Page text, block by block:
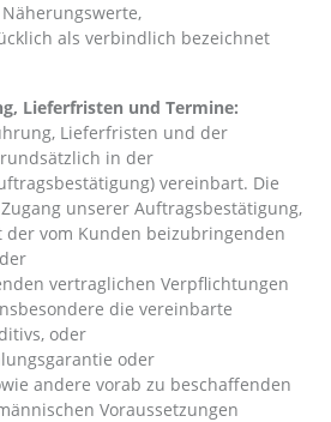
als verbindlich bezeichnet
Lieferfristen und Termine:
Lieferfristen und der
in der
vereinbart. Die
unserer Auftragsbestätigung,
der vom Kunden beizubringenden
vertraglichen Verpflichtungen
die vereinbarte
oder
oder
andere vorab zu beschaffenden
Voraussetzungen